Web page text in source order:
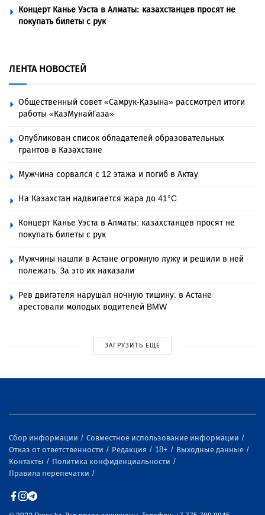
Концерт Канье Уэста в Алматы: казахстанцев просят не
покупать билеты с рук
ЛЕНТА НОВОСТЕЙ
Общественный совет «Самрук-Қазына» рассмотрел итоги
работы «КазМунайГаза»
Опубликован список обладателей образовательных
грантов в Казахстане
Мужчина сорвался с 12 этажа и погиб в Актау
На Казахстан надвигается жара до 41°C
Концерт Канье Уэста в Алматы: казахстанцев просят не
покупать билеты с рук
Мужчины нашли в Астане огромную лужу и решили в ней
полежать. За это их наказали
Рев двигателя нарушал ночную тишину: в Астане
арестовали молодых водителей BMW
ЗАГРУЗИТЬ ЕЩЕ
Сбор информации
Совместное использование информации
Отказ от ответственности
Редакция 18+
Выходные данные
Контакты
Политика конфиденциальности
Правила перепечатки